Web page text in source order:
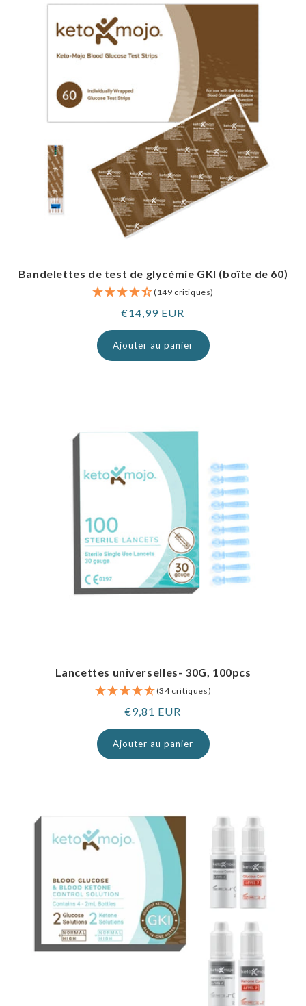
Bandelettes de test de glycémie GKI (boîte de 60)
(149 critiques)
Prix
normal
€14,99 EUR
Ajouter au panier
Lancettes universelles- 30G, 100pcs
(34 critiques)
Prix
normal
€9,81 EUR
Ajouter au panier